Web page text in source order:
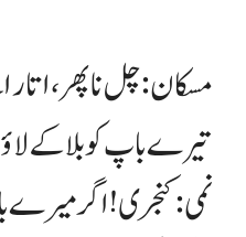
مسکان: چل نا پھر،
تیرے باپ کو بلا کے
نمی: کنجری! اگر میرے